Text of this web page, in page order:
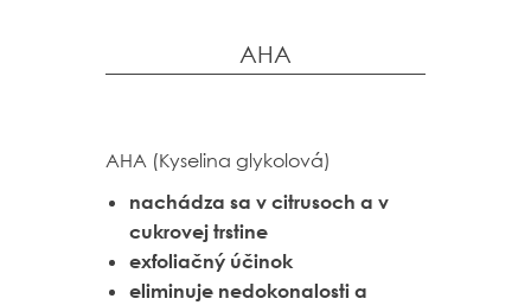
AHA
AHA (Kyselina glykolová)
nachádza sa v citrusoch a v
cukrovej trstine
exfoliačný účinok
eliminuje nedokonalosti a